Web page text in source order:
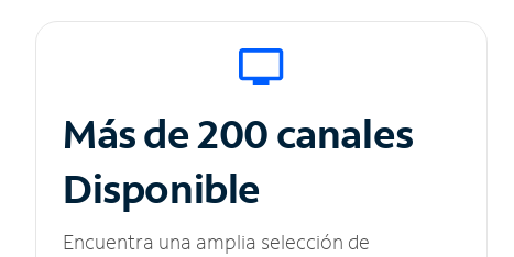
Más de 200 canales
Disponible
Encuentra una amplia selección de